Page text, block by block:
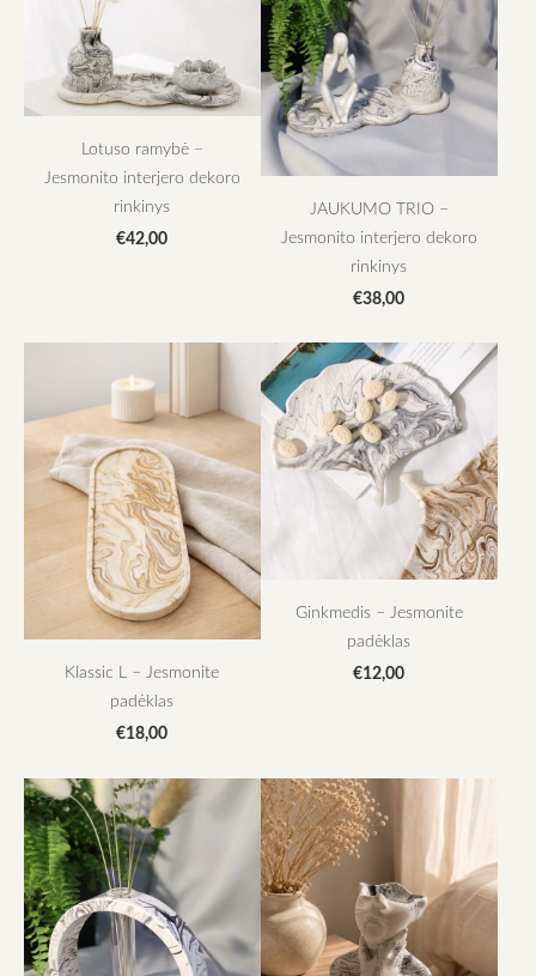
Lotuso ramybė –
Jesmonito interjero dekoro
rinkinys
€42,00
JAUKUMO TRIO –
Jesmonito interjero dekoro
rinkinys
€38,00
Klassic L – Jesmonite
padėklas
€18,00
Ginkmedis – Jesmonite
padėklas
€12,00